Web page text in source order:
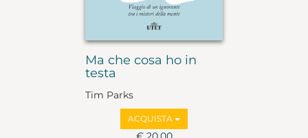
Ma che cosa ho in
testa
Tim Parks
ACQUISTA